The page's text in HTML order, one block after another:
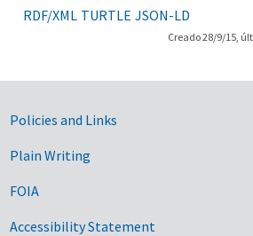
RDF/XML TURTLE JSON-LD
Creado 28/9/15,
Government Links
Policies and Links
Plain Writing
FOIA
Accessibility Statement